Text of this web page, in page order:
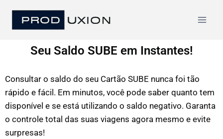
Seu Saldo SUBE em Instantes!
Consultar o saldo do seu Cartão SUBE nunca foi tão
rápido e fácil. Em minutos, você pode saber quanto tem
disponível e se está utilizando o saldo negativo. Garanta
o controle total das suas viagens agora mesmo e evite
surpresas!